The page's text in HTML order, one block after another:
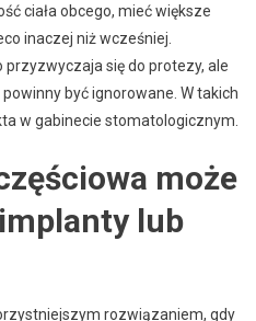
ciała obcego, mieć większe
inaczej niż wcześniej.
się do protezy, ale
być ignorowane. W takich
w gabinecie stomatologicznym.
może
lub
rozwiązaniem, gdy